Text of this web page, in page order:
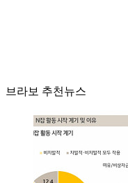
브라보 추천뉴스